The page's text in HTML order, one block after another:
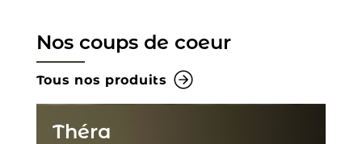
Nos coups de coeur
Tous nos produits
Théra